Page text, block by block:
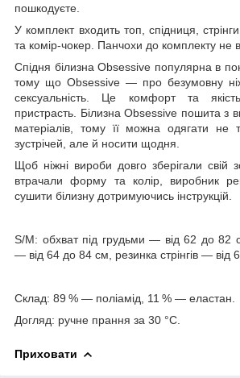
пошкодуєте.
У комплект входить топ, спідниця,
та комір-чокер. Панчохи до комплекту не
Спідня білизна Obsessive популярна в
тому що Obsessive — про безумовну
сексуальність. Це комфорт та
пристрасть. Білизна Obsessive пошита з
матеріалів, тому її можна одягати не
зустрічей, але й носити щодня.
Щоб ніжні вироби довго зберігали свій
втрачали форму та колір, виробник
сушити білизну дотримуючись інструкцій.
S/M: обхват під грудьми — від 62 до 82
— від 64 до 84 см, резинка стрінгів — від
Склад: 89 % — поліамід, 11 % — еластан.
Догляд: ручне прання за 30 °C.
Приховати